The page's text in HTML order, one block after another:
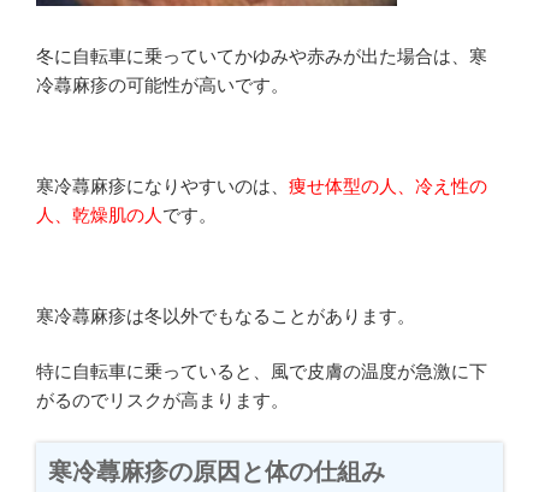
冬に自転車に乗っていてかゆみや赤みが出た場合は、寒
冷蕁麻疹の可能性が高いです。
寒冷蕁麻疹になりやすいのは、 痩せ体型の人、冷え性の
人、乾燥肌の人 です。
寒冷蕁麻疹は冬以外でもなることがあります。
特に自転車に乗っていると、風で皮膚の温度が急激に下
がるのでリスクが高まります。
寒冷蕁麻疹の原因と体の仕組み